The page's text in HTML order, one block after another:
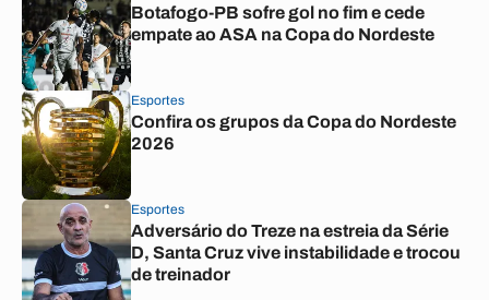
Botafogo-PB sofre gol no fim e cede
empate ao ASA na Copa do Nordeste
Esportes
Confira os grupos da Copa do Nordeste
2026
Esportes
Adversário do Treze na estreia da Série
D, Santa Cruz vive instabilidade e trocou
de treinador